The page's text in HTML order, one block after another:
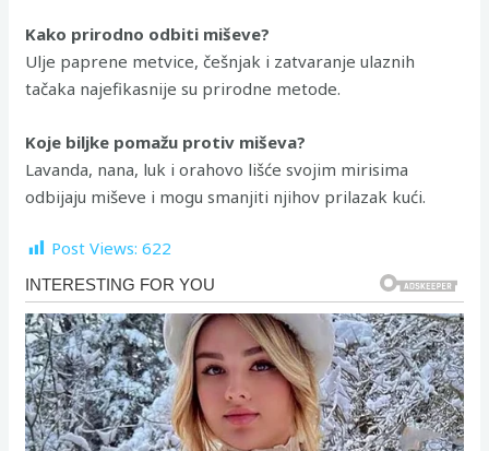
Kako prirodno odbiti miševe?
Ulje paprene metvice, češnjak i zatvaranje ulaznih
tačaka najefikasnije su prirodne metode.
Koje biljke pomažu protiv miševa?
Lavanda, nana, luk i orahovo lišće svojim mirisima
odbijaju miševe i mogu smanjiti njihov prilazak kući.
Post Views: 622